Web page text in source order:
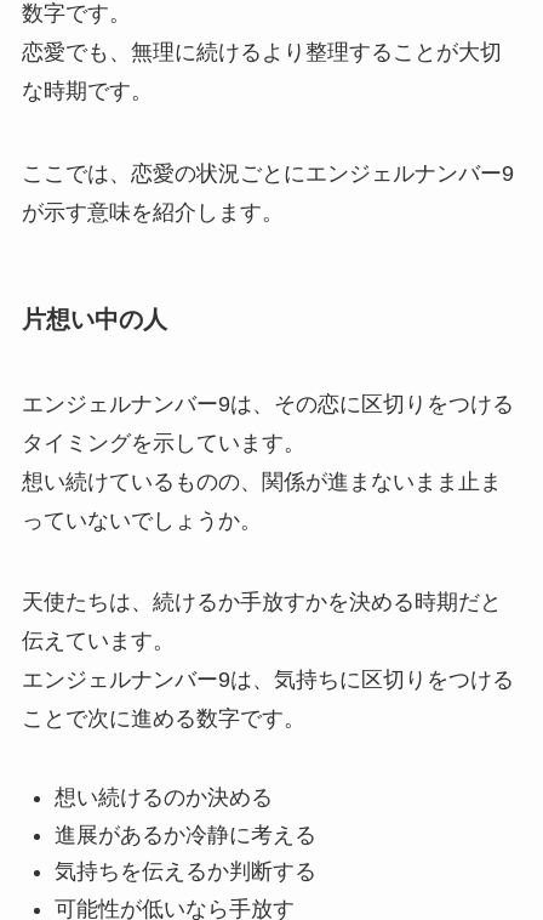
数字です。
恋愛でも、無理に続けるより整理することが大切
な時期です。
ここでは、恋愛の状況ごとにエンジェルナンバー9
が示す意味を紹介します。
片想い中の人
エンジェルナンバー9は、その恋に区切りをつける
タイミングを示しています。
想い続けているものの、関係が進まないまま止ま
っていないでしょうか。
天使たちは、続けるか手放すかを決める時期だと
伝えています。
エンジェルナンバー9は、気持ちに区切りをつける
ことで次に進める数字です。
想い続けるのか決める
進展があるか冷静に考える
気持ちを伝えるか判断する
可能性が低いなら手放す